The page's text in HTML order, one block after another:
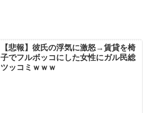
【悲報】彼氏の浮気に激怒→賃貸を椅
子でフルボッコにした女性にガル民総
ツッコミｗｗｗ